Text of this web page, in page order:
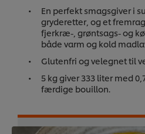
En perfekt smagsgiver i
gryderetter, og et
fjerkræ-, grøntsags- og
både varm og kold
Glutenfri og velegnet til
5 kg giver 333 liter med
færdige bouillon.